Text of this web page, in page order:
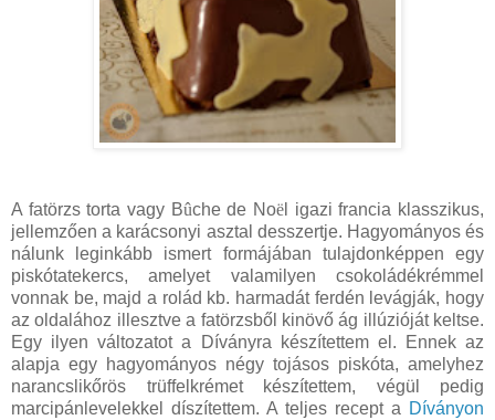
A fatörzs torta vagy Bûche de Noë l igazi francia klasszikus,
jellemzően a karácsonyi asztal desszertje. Hagyományos és
nálunk leginkább ismert formájában tulajdonképpen egy
piskótatekercs, amelyet valamilyen csokoládékrémmel
vonnak be, majd a rolád kb. harmadát ferdén levágják, hogy
az oldalához illesztve a fatörzsből kinövő ág illúzióját keltse.
Egy ilyen változatot a Díványra készítettem el. Ennek az
alapja egy hagyományos négy tojásos piskóta, amelyhez
narancslikőrös trüffelkrémet készítettem, végül pedig
marcipánlevelekkel díszítettem. A teljes recept a Díványon